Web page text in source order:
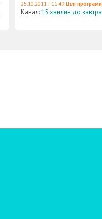
25.10.2011 | 11:49 Цілі програми
Канал:15 хвилин до завтра